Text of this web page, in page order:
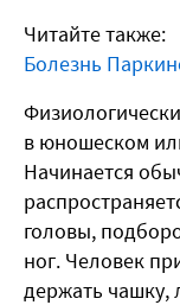
Читайте также:
Болезнь
в юношеском
Начинается
головы,
ног. Человек
держать чашку,